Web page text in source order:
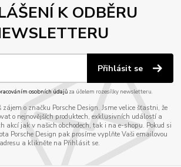
K ODBĚRU
Přihlásit se
osobních údajůza účelem rozesílky newsletteru.
o značku Porsche Design. Jsme velice šťastni, že
o nejnovějších produktech, exklusivních událostí a
akcí jak v našich obchodech, tak i na e-shopu. Pokud si
Porsche Design pak prosíme vyplňte Vaši emailovou
adresu a klikněte na Přihlásit se.